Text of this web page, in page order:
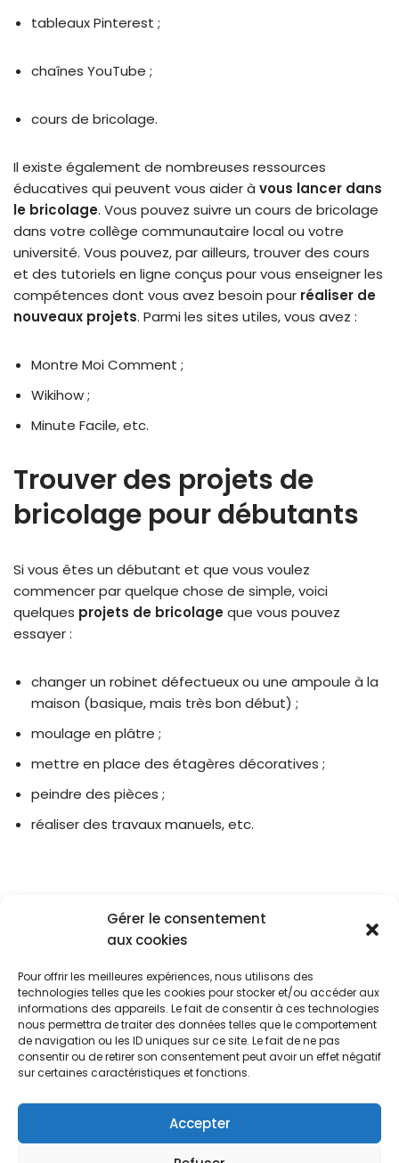
Gérer le consentement
aux cookies
Pour offrir les meilleures expériences, nous utilisons des
technologies telles que les cookies pour stocker et/ou accéder aux
informations des appareils. Le fait de consentir à ces technologies
nous permettra de traiter des données telles que le comportement
de navigation ou les ID uniques sur ce site. Le fait de ne pas
consentir ou de retirer son consentement peut avoir un effet négatif
sur certaines caractéristiques et fonctions.
Accepter
tableaux Pinterest ;
chaînes YouTube ;
cours de bricolage.
Il existe également de nombreuses ressources
éducatives qui peuvent vous aider à vous lancer dans
le bricolage. Vous pouvez suivre un cours de bricolage
dans votre collège communautaire local ou votre
université. Vous pouvez, par ailleurs, trouver des cours
et des tutoriels en ligne conçus pour vous enseigner les
compétences dont vous avez besoin pour réaliser de
nouveaux projets. Parmi les sites utiles, vous avez :
Montre Moi Comment ;
Wikihow ;
Minute Facile, etc.
Trouver des projets de
bricolage pour débutants
Si vous êtes un débutant et que vous voulez
commencer par quelque chose de simple, voici
quelques projets de bricolageque vous pouvez
essayer :
changer un robinet défectueux ou une ampoule à la
maison (basique, mais très bon début) ;
moulage en plâtre ;
mettre en place des étagères décoratives ;
peindre des pièces ;
réaliser des travaux manuels, etc.
Blog Cookies
CGU
Politique De Confidentialité
Ce site est en partenariat avec différents sites de
vente de produits : Amazon.fr, Fnac.com, Castorama,
Leroy Merlin, Mano Mano, Darty, certains des articles
présents sur ce site peuvent avoir une valeur
promotionnelle. Les articles contiennent des liens
d’affiliations redirigeant sur le site Amazon.fr. En tant